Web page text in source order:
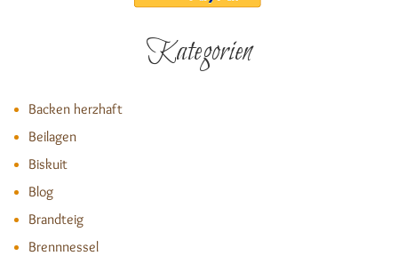
Kategorien
Backen herzhaft
Beilagen
Biskuit
Blog
Brandteig
Brennnessel